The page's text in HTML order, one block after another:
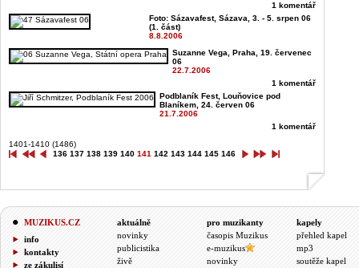
1 komentář
Foto: Sázavafest, Sázava, 3. - 5. srpen 06
(1. část)
8.8.2006
Suzanne Vega, Praha, 19. červenec
06
22.7.2006
1 komentář
Podblaník Fest, Louňovice pod
Blaníkem, 24. červen 06
21.7.2006
1 komentář
1401-1410 (1486)
136 137 138 139 140 141 142 143 144 145 146
MUZIKUS.CZ
info
kontakty
ze zákulisí
aktuálně
novinky
publicistika
živě
pro muzikanty
časopis Muzikus
e-muzikus
novinky
kapely
přehled kapel
mp3
soutěže kapel